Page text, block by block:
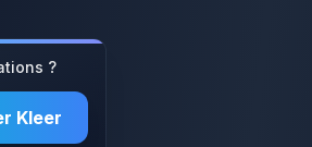
?
Kleer